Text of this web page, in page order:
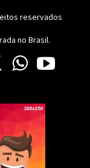
reservados
no Brasil.